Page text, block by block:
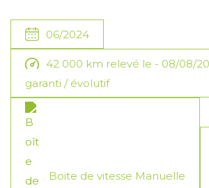
06/2024
42 000 km relevé le - 08/08/
garanti / évolutif
Boite de vitesse Manuelle